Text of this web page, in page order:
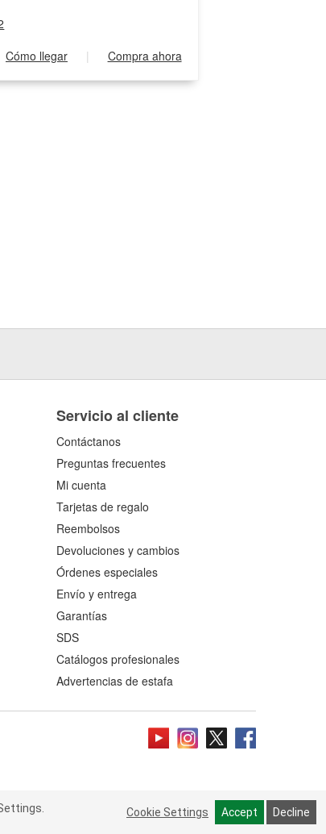
Cómo llegar | Compra ahora
Cookie Settings Accept Decline
Servicio al cliente
Contáctanos
Preguntas frecuentes
Mi cuenta
Tarjetas de regalo
Reembolsos
Devoluciones y cambios
Órdenes especiales
Envío y entrega
Garantías
SDS
Catálogos profesionales
Advertencias de estafa
Cookie Settings Accept Decline